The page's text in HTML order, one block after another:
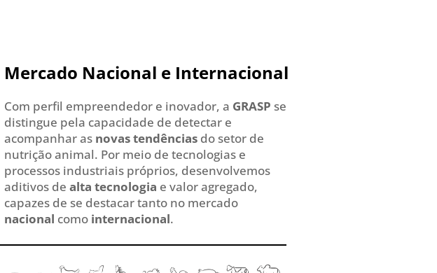
Mercado Nacional e Internacional
Com perfil empreendedor e inovador, a GRASP se
distingue pela capacidade de detectar e
acompanhar as novas tendênciasdo setor de
nutrição animal. Por meio de tecnologias e
processos industriais próprios, desenvolvemos
aditivos de alta tecnologia e valor agregado,
capazes de se destacar tanto no mercado
nacional como internacional.